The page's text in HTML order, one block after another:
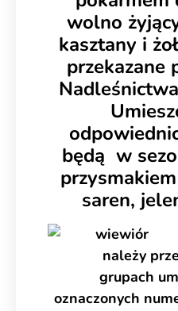
wolno
kasztany i
przekazane
będą w
saren,
należy
grupach
oznaczonych